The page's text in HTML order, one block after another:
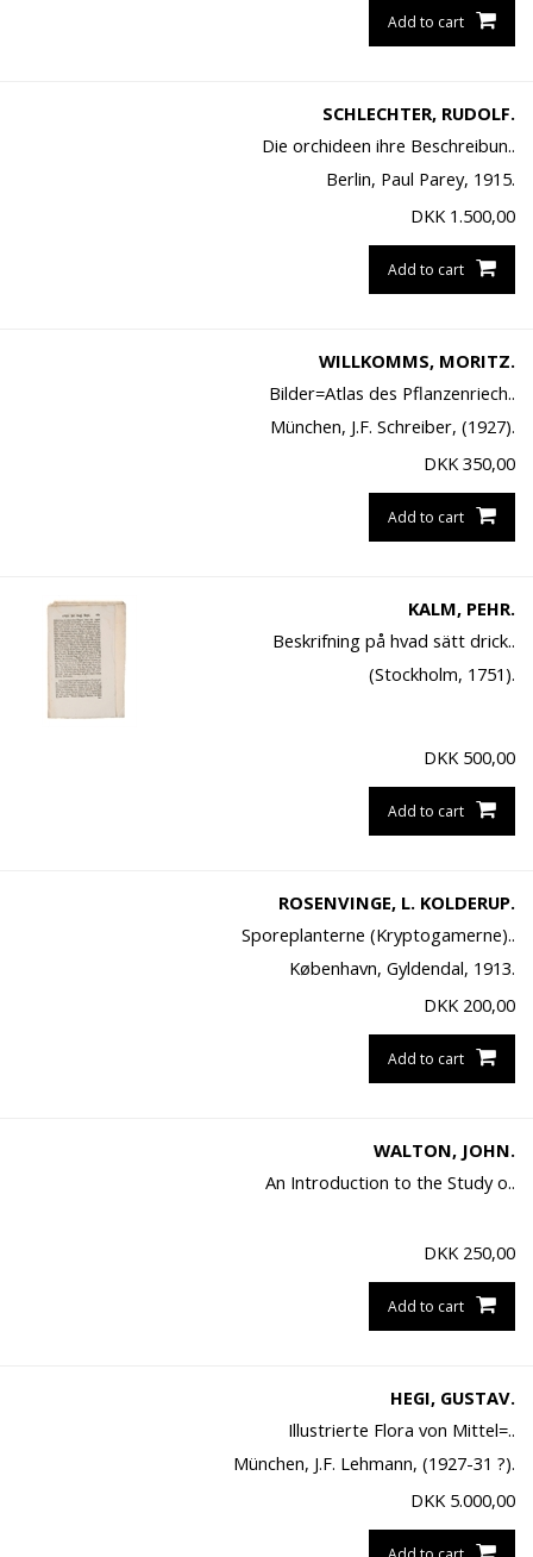
Add to cart
SCHLECHTER, RUDOLF.
Die orchideen ihre Beschreibun..
Berlin, Paul Parey, 1915.
DKK 1.500,00
Add to cart
WILLKOMMS, MORITZ.
Bilder=Atlas des Pflanzenriech..
München, J.F. Schreiber, (1927).
DKK 350,00
Add to cart
KALM, PEHR.
Beskrifning på hvad sätt drick..
(Stockholm, 1751).
DKK 500,00
Add to cart
ROSENVINGE, L. KOLDERUP.
Sporeplanterne (Kryptogamerne)..
København, Gyldendal, 1913.
DKK 200,00
Add to cart
WALTON, JOHN.
An Introduction to the Study o..
DKK 250,00
Add to cart
HEGI, GUSTAV.
Illustrierte Flora von Mittel=..
München, J.F. Lehmann, (1927-31 ?).
DKK 5.000,00